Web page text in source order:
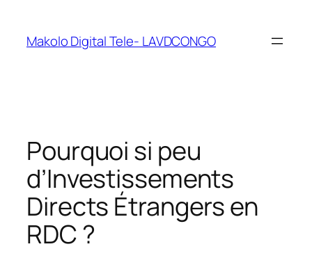
Makolo Digital Tele- LAVDCONGO
Pourquoi si peu
d’Investissements
Directs Étrangers en
RDC ?